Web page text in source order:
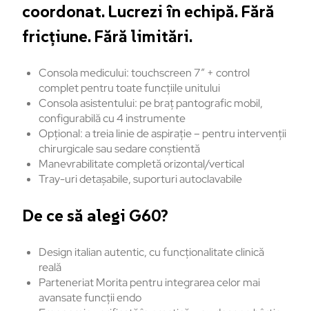
coordonat. Lucrezi în echipă. Fără
fricțiune. Fără limitări.
Consola medicului: touchscreen 7” + control
complet pentru toate funcțiile unitului
Consola asistentului: pe braț pantografic mobil,
configurabilă cu 4 instrumente
Opțional: a treia linie de aspirație – pentru intervenții
chirurgicale sau sedare conștientă
Manevrabilitate completă orizontal/vertical
Tray-uri detașabile, suporturi autoclavabile
De ce să alegi G60?
Design italian autentic, cu funcționalitate clinică
reală
Parteneriat Morita pentru integrarea celor mai
avansate funcții endo